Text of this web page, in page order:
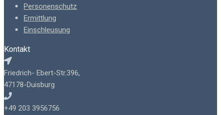
Personenschutz
Ermittlung
Einschleusung
Kontakt
Friedrich- Ebert-Str.396,
47178-Duisburg
+49 203 3956756